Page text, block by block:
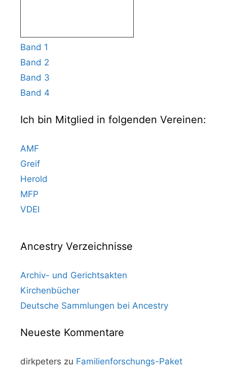
Band 1
Band 2
Band 3
Band 4
Ich bin Mitglied in folgenden Vereinen:
AMF
Greif
Herold
MFP
VDEI
Ancestry Verzeichnisse
Archiv- und Gerichtsakten
Kirchenbücher
Deutsche Sammlungen bei Ancestry
Neueste Kommentare
dirkpeters zu Familienforschungs-Paket